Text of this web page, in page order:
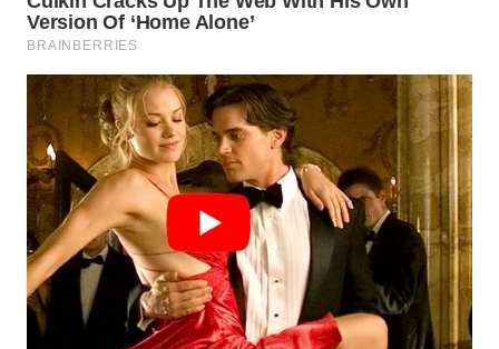
MASYARAKAT
WALINKI
ID
MAWAKA
ID
MARTABAT
NET